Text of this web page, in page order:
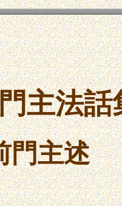
主法話
主述